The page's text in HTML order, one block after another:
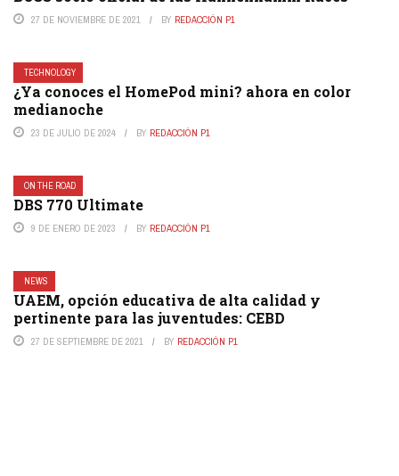
27 DE NOVIEMBRE DE 2021 BY REDACCIÓN P1
TECHNOLOGY
¿Ya conoces el HomePod mini? ahora en color
medianoche
23 DE JULIO DE 2024 BY REDACCIÓN P1
ON THE ROAD
DBS 770 Ultimate
9 DE ENERO DE 2023 BY REDACCIÓN P1
NEWS
UAEM, opción educativa de alta calidad y
pertinente para las juventudes: CEBD
27 DE SEPTIEMBRE DE 2021 BY REDACCIÓN P1